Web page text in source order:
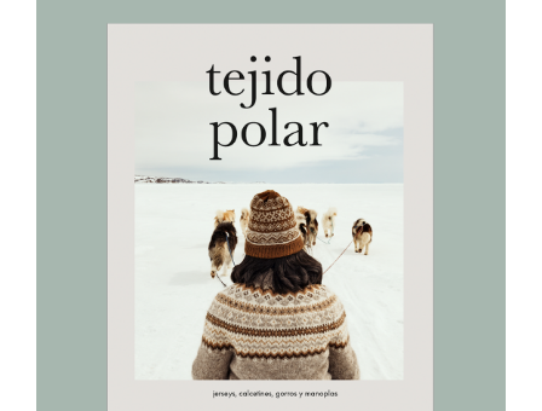
AÑADIR AL CARRITO
/